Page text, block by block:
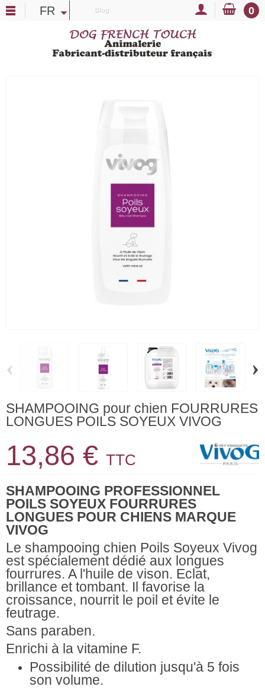
FR Blog 0
‹ ›
SHAMPOOING pour chien FOURRURES
LONGUES POILS SOYEUX VIVOG
13,86 € TTC
SHAMPOOING PROFESSIONNEL
POILS SOYEUX FOURRURES
LONGUES POUR CHIENS MARQUE
VIVOG
Le shampooing chien Poils Soyeux Vivog
est spécialement dédié aux longues
fourrures. A l'huile de vison. Eclat,
brillance et tombant. Il favorise la
croissance, nourrit le poil et évite le
feutrage.
Sans paraben.
Enrichi à la vitamine F.
Possibilité de dilution jusqu'à 5 fois
son volume.